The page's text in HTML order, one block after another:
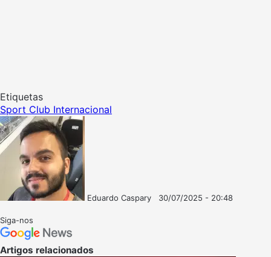
Etiquetas
Sport Club Internacional
Eduardo Caspary
30/07/2025 - 20:48
Siga-nos
Artigos relacionados